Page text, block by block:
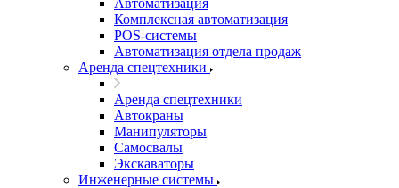
Автоматизация
Комплексная автоматизация
POS-системы
Автоматизация отдела продаж
Аренда спецтехники
Аренда спецтехники
Автокраны
Манипуляторы
Самосвалы
Экскаваторы
Инженерные системы